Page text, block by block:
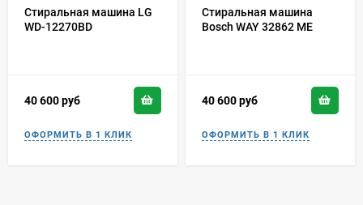
Стиральная машина LG
WD-12270BD
40 600руб
Стиральная машина
Bosch WAY 32862 ME
40 600руб